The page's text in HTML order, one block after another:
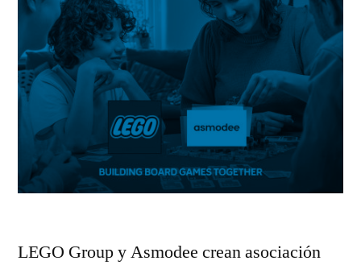
LEGO Group y Asmodee crean asociación